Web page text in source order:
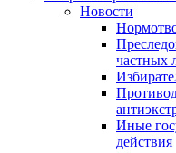
Новости
частных
Иные
действия